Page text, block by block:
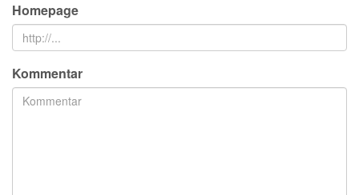
Homepage
Kommentar